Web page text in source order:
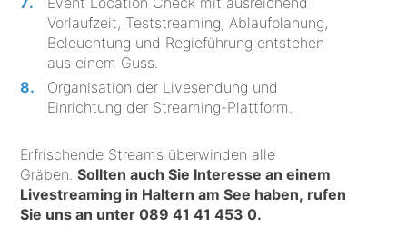
Vorlaufzeit, Teststreaming, Ablaufplanung,
Beleuchtung und Regieführung entstehen
aus einem Guss.
Organisation der Livesendung und
Einrichtung der Streaming-Plattform.
Erfrischende Streams überwinden alle
Gräben.Sollten auch Sie Interesse an einem
Livestreaming in Haltern am See haben, rufen
Sie uns an unter089 41 41 453 0.